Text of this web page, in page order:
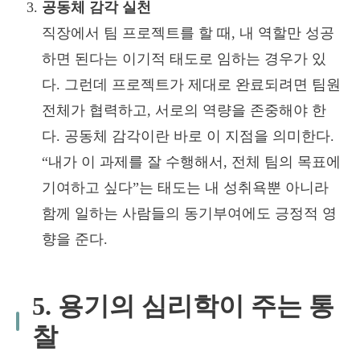
공동체 감각 실천
직장에서 팀 프로젝트를 할 때, 내 역할만 성공
하면 된다는 이기적 태도로 임하는 경우가 있
다. 그런데 프로젝트가 제대로 완료되려면 팀원
전체가 협력하고, 서로의 역량을 존중해야 한
다. 공동체 감각이란 바로 이 지점을 의미한다.
“내가 이 과제를 잘 수행해서, 전체 팀의 목표에
기여하고 싶다”는 태도는 내 성취욕뿐 아니라
함께 일하는 사람들의 동기부여에도 긍정적 영
향을 준다.
5. 용기의 심리학이 주는 통
찰